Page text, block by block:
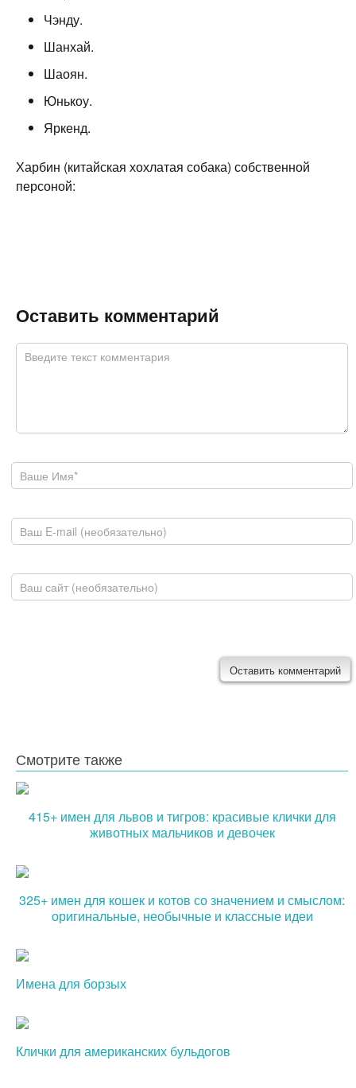
Чэнду.
Шанхай.
Шаоян.
Юнькоу.
Яркенд.
Харбин (китайская хохлатая собака) собственной
персоной:
Оставить комментарий
Комментарий*
Ваше имя
E-mail
Домашняя страница
Смотрите также
415+ имен для львов и тигров: красивые клички для
животных мальчиков и девочек
325+ имен для кошек и котов со значением и смыслом:
оригинальные, необычные и классные идеи
Имена для борзых
Клички для американских бульдогов